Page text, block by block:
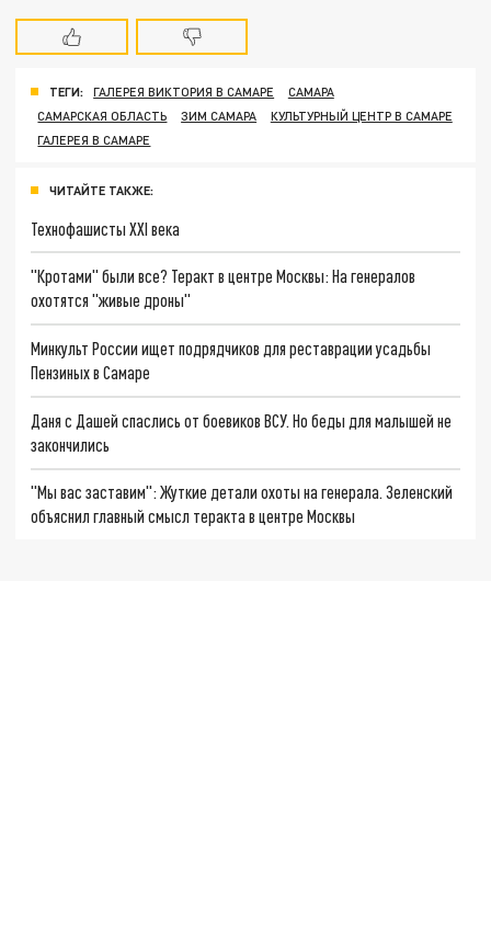
ТЕГИ: ГАЛЕРЕЯ ВИКТОРИЯ В САМАРЕ
САМАРА
САМАРСКАЯ ОБЛАСТЬ
ЗИМ САМАРА
КУЛЬТУРНЫЙ ЦЕНТР В САМАРЕ
ГАЛЕРЕЯ В САМАРЕ
ЧИТАЙТЕ ТАКЖЕ:
Технофашисты XXI века
"Кротами" были все? Теракт в центре Москвы: На генералов
охотятся "живые дроны"
Минкульт России ищет подрядчиков для реставрации усадьбы
Пензиных в Самаре
Даня с Дашей спаслись от боевиков ВСУ. Но беды для малышей не
закончились
"Мы вас заставим": Жуткие детали охоты на генерала. Зеленский
объяснил главный смысл теракта в центре Москвы